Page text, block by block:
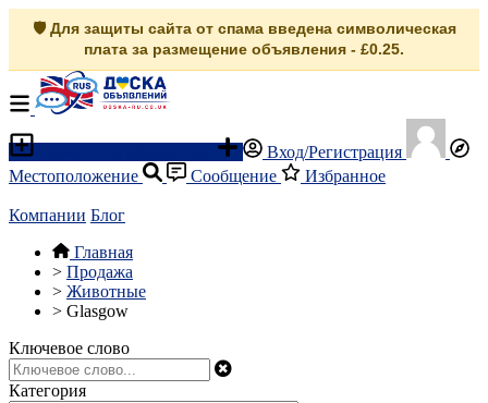
🛡️ Для защиты сайта от спама введена символическая
плата за размещение объявления - £0.25.
Вход/Регистрация
Местоположение
Сообщение Избранное
Компании Блог
Главная
> Продажа
> Животные
> Glasgow
Ключевое слово
Категория